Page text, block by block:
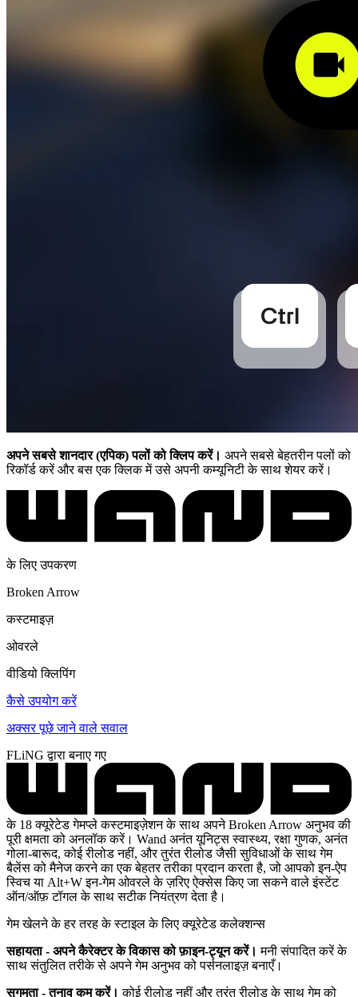
अपने सबसे शानदार (एपिक) पलों को क्लिप करें। अपने सबसे बेहतरीन पलों को
रिकॉर्ड करें और बस एक क्लिक में उसे अपनी कम्यूनिटी के साथ शेयर करें।
के लिए उपकरण
Broken Arrow
कस्टमाइज़
ओवरले
वीडियो क्लिपिंग
कैसे उपयोग करें
अक्सर पूछे जाने वाले सवाल
FLiNG द्वारा बनाए गए
के 18 क्यूरेटेड गेमप्ले कस्टमाइज़ेशन के साथ अपने Broken Arrow अनुभव की
पूरी क्षमता को अनलॉक करें। Wand अनंत यूनिट्स स्वास्थ्य, रक्षा गुणक, अनंत
गोला-बारूद, कोई रीलोड नहीं, और तुरंत रीलोड जैसी सुविधाओं के साथ गेम
बैलेंस को मैनेज करने का एक बेहतर तरीका प्रदान करता है, जो आपको इन-ऐप
स्विच या Alt+W इन-गेम ओवरले के ज़रिए ऐक्सेस किए जा सकने वाले इंस्टेंट
ऑन/ऑफ़ टॉगल के साथ सटीक नियंत्रण देता है।
गेम खेलने के हर तरह के स्टाइल के लिए क्यूरेटेड कलेक्शन्स
सहायता - अपने कैरेक्टर के विकास को फ़ाइन-ट्यून करें। मनी संपादित करें के
साथ संतुलित तरीके से अपने गेम अनुभव को पर्सनलाइज़ बनाएँ।
सुगमता - तनाव कम करें। कोई रीलोड नहीं और तुरंत रीलोड के साथ गेम को